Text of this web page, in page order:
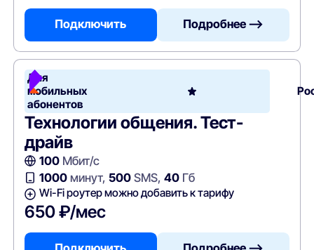
Подключить Подробнее —>
Для
мобильных
абонентов
Технологии общения. Тест-
драйв
100Мбит/с
1000минут, 500SMS, 40Гб
Wi-Fi роутер можно добавить к тарифу
650 ₽/мес